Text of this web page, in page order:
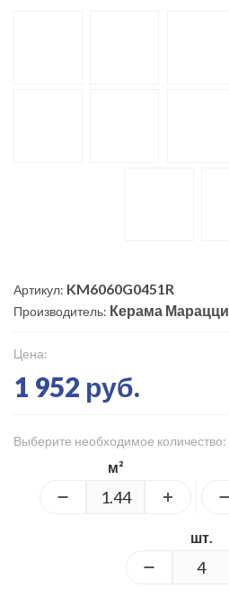
Артикул: KM6060G0451R
Производитель: Керама Марацци
Цена:
1 952 руб.
Выберите необходимое количество:
м²
шт.